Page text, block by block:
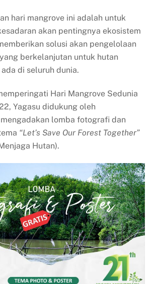
hari mangrove ini adalah untuk
akan pentingnya ekosistem
solusi akan pengelolaan
berkelanjutan untuk hutan
di seluruh dunia.
Hari Mangrove Sedunia
Yagasu didukung oleh
mengadakan lomba fotografi dan
“Let’s Save Our Forest Together”
Hutan).